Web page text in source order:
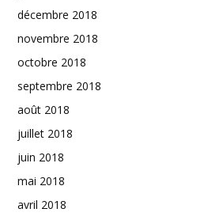
décembre 2018
novembre 2018
octobre 2018
septembre 2018
août 2018
juillet 2018
juin 2018
mai 2018
avril 2018